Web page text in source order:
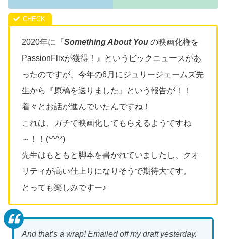
2020年に『Something About You の映画化権を
PassionFlixが獲得！』というビックニュースがあ
ったのですが、今年の6月にジュリージェームズ先
生から『原稿を送りました』という報告が！！
着々とお話が進んでいたんですね！
これは、ガチで映画化してもらえるようですね
～！！(*^^*)
先生はもともと脚本を書かれていましたし、クオ
リティが高い仕上りになりそうで期待大です。
とっても楽しみですー♪
And that’s a wrap! Emailed off my draft yesterday.